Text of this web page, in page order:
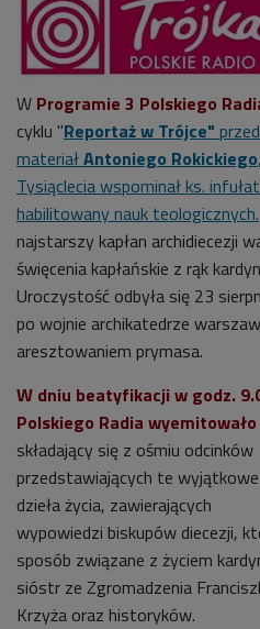
W Programie 3 Polskiego
cyklu "Reportaż w Trójce"
materiałAntoniego Rokickiego
Tysiąclecia wspominał ks.
habilitowany nauk teologicznych.
najstarszy kapłan archidiecezji
święcenia kapłańskie z rąk
Uroczystość odbyła się 23
po wojnie archikatedrze
aresztowaniem prymasa.
W dniu beatyfikacji w godz.
Polskiego Radia
składający się z ośmiu odcinków
przedstawiających te
dzieła życia, zawierających
wypowiedzi biskupów diecezji,
sposób związane z życiem
sióstr ze Zgromadzenia
Krzyża oraz historyków.